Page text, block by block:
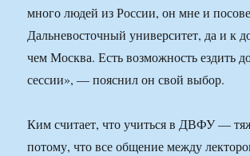
много людей из России, он мне и
Дальневосточный университет, да и к
чем Москва. Есть возможность ездить
сессии», — пояснил он свой выбор.
Ким считает, что учиться в ДВФУ —
потому, что все общение между